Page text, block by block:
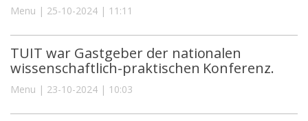
Menu | 25-10-2024 | 11:11
TUIT war Gastgeber der nationalen
wissenschaftlich-praktischen Konferenz.
Menu | 23-10-2024 | 10:03